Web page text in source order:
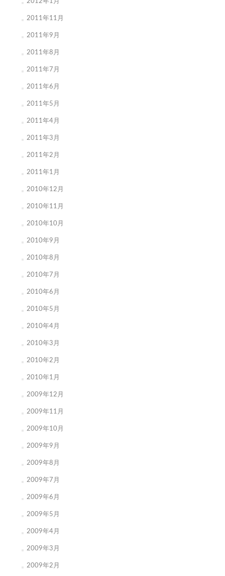
2011年11月
2011年9月
2011年8月
2011年7月
2011年6月
2011年5月
2011年4月
2011年3月
2011年2月
2011年1月
2010年12月
2010年11月
2010年10月
2010年9月
2010年8月
2010年7月
2010年6月
2010年5月
2010年4月
2010年3月
2010年2月
2010年1月
2009年12月
2009年11月
2009年10月
2009年9月
2009年8月
2009年7月
2009年6月
2009年5月
2009年4月
2009年3月
2009年2月